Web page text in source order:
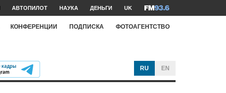
АВТОПИЛОТ НАУКА ДЕНЬГИ UK
КОНФЕРЕНЦИИ ПОДПИСКА ФОТОАГЕНТСТВО
RU EN